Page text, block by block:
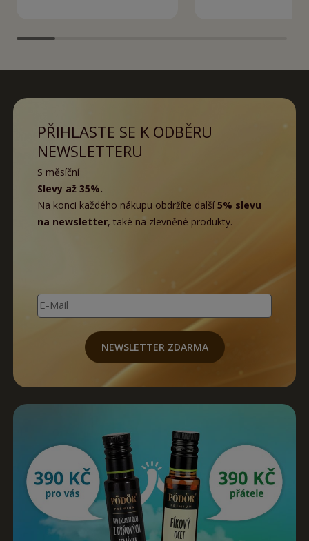
PŘIHLASTE SE K ODBĚRU
NEWSLETTERU
S měsíční
Slevy až 35%.
Na konci každého nákupu obdržíte další 5% slevu
na newsletter, také na zlevněné produkty.
E-Mail
NEWSLETTER ZDARMA